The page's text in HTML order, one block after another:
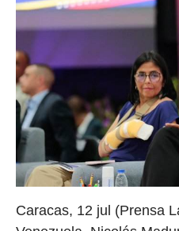
Caracas, 12 jul (Prensa